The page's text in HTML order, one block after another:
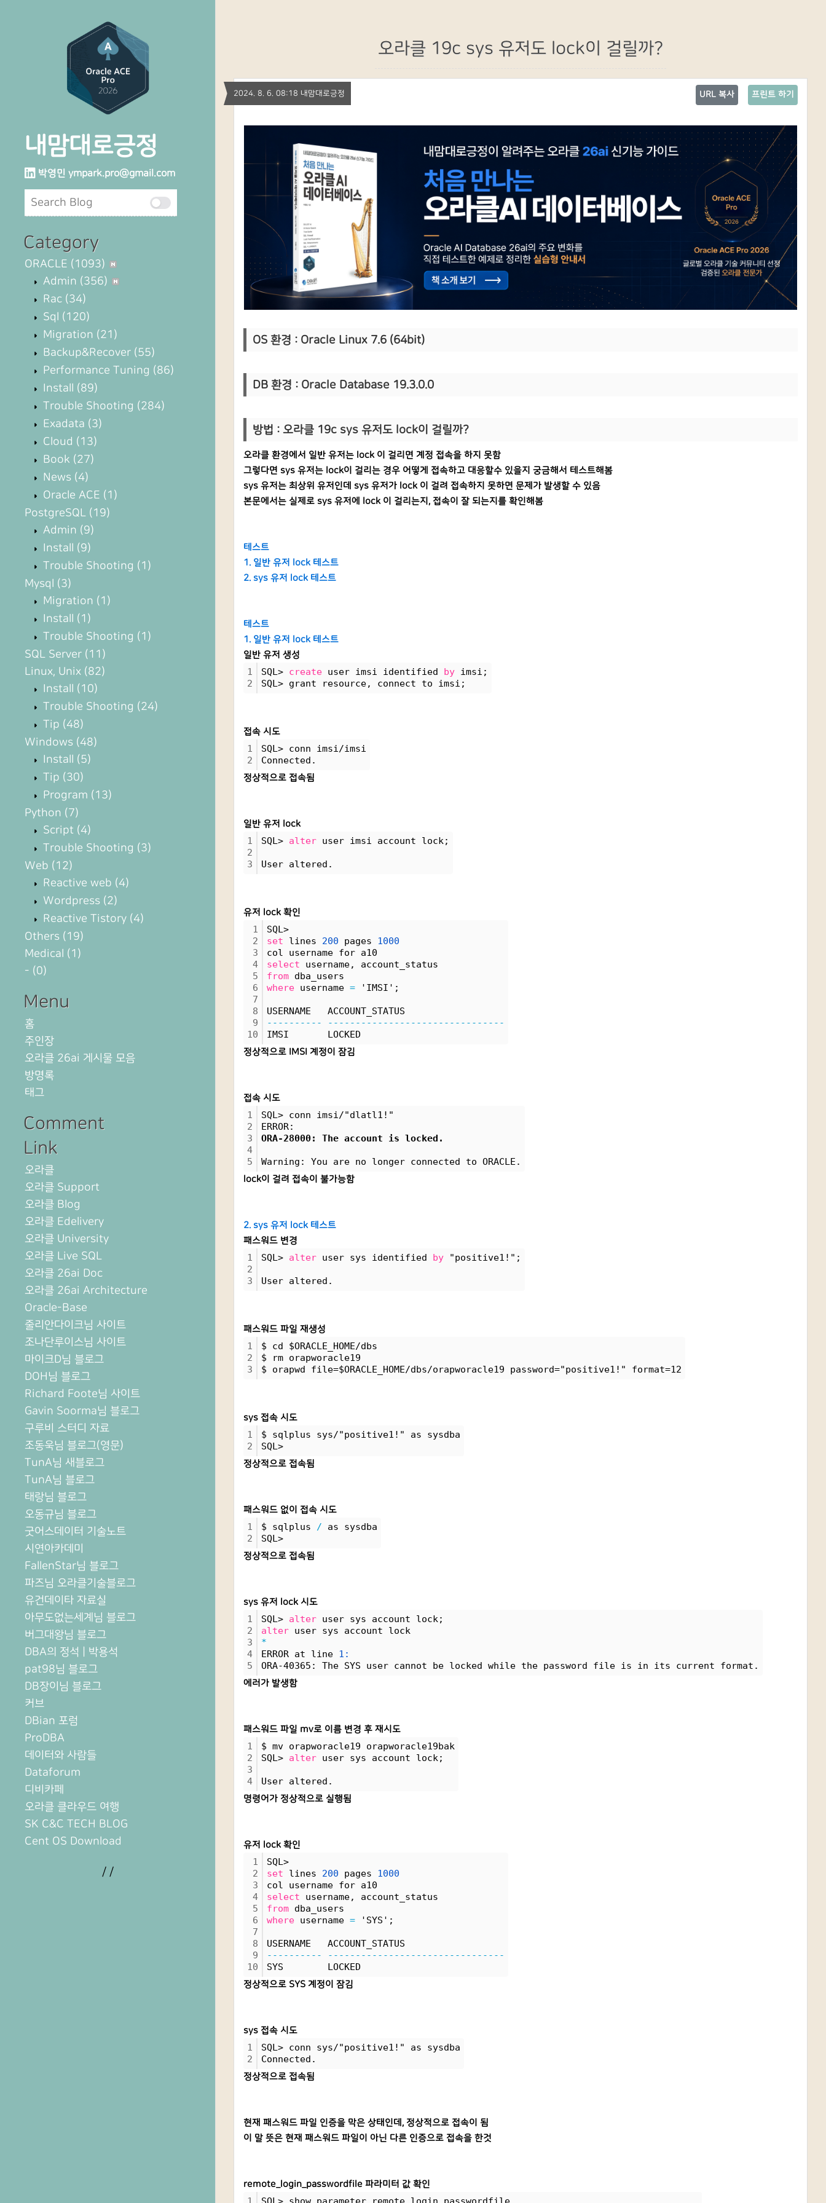
내맘대로긍정
박영민 ympark.pro@gmail.com
Category
ORACLE (1093)
Admin (356)
Rac (34)
Sql (120)
Migration (21)
Backup&Recover (55)
Performance Tuning (86)
Install (89)
Trouble Shooting (284)
Exadata (3)
Cloud (13)
Book (27)
News (4)
Oracle ACE (1)
PostgreSQL (19)
Admin (9)
Install (9)
Trouble Shooting (1)
Mysql (3)
Migration (1)
Install (1)
Trouble Shooting (1)
SQL Server (11)
Linux, Unix (82)
Install (10)
Trouble Shooting (24)
Tip (48)
Windows (48)
Install (5)
Tip (30)
Program (13)
Python (7)
Script (4)
Trouble Shooting (3)
Web (12)
Reactive web (4)
Wordpress (2)
Reactive Tistory (4)
Others (19)
Medical (1)
- (0)
Menu
홈
주인장
오라클 26ai 게시물 모음
방명록
태그
Comment
Link
오라클
오라클 Support
오라클 Blog
오라클 Edelivery
오라클 University
오라클 Live SQL
오라클 26ai Doc
오라클 26ai Architecture
Oracle-Base
줄리안다이크님 사이트
조나단루이스님 사이트
마이크D님 블로그
DOH님 블로그
Richard Foote님 사이트
Gavin Soorma님 블로그
구루비 스터디 자료
조동욱님 블로그(영문)
TunA님 새블로그
TunA님 블로그
태랑님 블로그
오동규님 블로그
굿어스데이터 기술노트
시연아카데미
FallenStar님 블로그
파즈님 오라클기술블로그
유건데이타 자료실
아무도없는세계님 블로그
버그대왕님 블로그
DBA의 정석 | 박용석
pat98님 블로그
DB장이님 블로그
커브
DBian 포럼
ProDBA
데이터와 사람들
Dataforum
디비카페
오라클 클라우드 여행
SK C&C TECH BLOG
Cent OS Download
/ /
오라클 19c sys 유저도 lock이 걸릴까?
2024. 8. 6. 08:18 내맘대로긍정 프린트 하기
URL 복사
OS 환경 : Oracle Linux 7.6 (64bit)
DB 환경 : Oracle Database 19.3.0.0
방법 : 오라클 19c sys 유저도 lock이 걸릴까?
오라클 환경에서 일반 유저는 lock 이 걸리면 계정 접속을 하지 못함
그렇다면 sys 유저는 lock이 걸리는 경우 어떻게 접속하고 대응할수 있을지 궁금해서 테스트해봄
sys 유저는 최상위 유저인데 sys 유저가 lock 이 걸려 접속하지 못하면 문제가 발생할 수 있음
본문에서는 실제로 sys 유저에 lock 이 걸리는지, 접속이 잘 되는지를 확인해봄
테스트
1. 일반 유저 lock 테스트
2. sys 유저 lock 테스트
테스트
1. 일반 유저 lock 테스트
일반 유저 생성
1
2
SQL> create user imsi identified by imsi;
SQL> grant resource, connect to imsi;
접속 시도
1
2
SQL> conn imsi/imsi
Connected.
정상적으로 접속됨
일반 유저 lock
1
2
3
SQL> alter user imsi account lock;
User altered.
유저 lock 확인
1
2
3
4
5
6
7
8
9
10
SQL>
set lines 200 pages 1000
col username for a10
select username, account_status
from dba_users
where username = 'IMSI';
USERNAME   ACCOUNT_STATUS
----------
--------------------------------
IMSI       LOCKED
정상적으로 IMSI 계정이 잠김
접속 시도
1
2
3
4
5
SQL> conn imsi/"dlatl1!"
ERROR:
ORA-28000: The account is locked.
Warning: You are no longer connected to ORACLE.
lock이 걸려 접속이 불가능함
2. sys 유저 lock 테스트
패스워드 변경
1
2
3
SQL> alter user sys identified by "positive1!";
User altered.
패스워드 파일 재생성
1
2
3
$ cd $ORACLE_HOME/dbs
$ rm orapworacle19
$ orapwd file=$ORACLE_HOME/dbs/orapworacle19 password="positive1!" format=12
sys 접속 시도
1
2
$ sqlplus sys/"positive1!" as sysdba
SQL>
정상적으로 접속됨
패스워드 없이 접속 시도
1
2
$ sqlplus / as sysdba
SQL>
정상적으로 접속됨
sys 유저 lock 시도
1
2
3
4
5
SQL> alter user sys account lock;
alter user sys account lock
*
ERROR at line 1:
ORA-40365: The SYS user cannot be locked while the password file is in its current format.
에러가 발생함
패스워드 파일 mv로 이름 변경 후 재시도
1
2
3
4
$ mv orapworacle19 orapworacle19bak
SQL> alter user sys account lock;
User altered.
명령어가 정상적으로 실행됨
유저 lock 확인
1
2
3
4
5
6
7
8
9
10
SQL>
set lines 200 pages 1000
col username for a10
select username, account_status
from dba_users
where username = 'SYS';
USERNAME   ACCOUNT_STATUS
----------
--------------------------------
SYS        LOCKED
정상적으로 SYS 계정이 잠김
sys 접속 시도
1
2
SQL> conn sys/"positive1!" as sysdba
Connected.
정상적으로 접속됨
현재 패스워드 파일 인증을 막은 상태인데, 정상적으로 접속이 됨
이 말 뜻은 현재 패스워드 파일이 아닌 다른 인증으로 접속을 한것
remote_login_passwordfile 파라미터 값 확인